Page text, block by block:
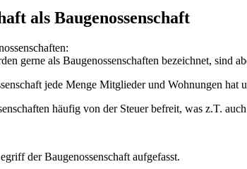
als Baugenossenschaft
gerne als Baugenossenschaften bezeichnet, sind
jede Menge Mitglieder und Wohnungen
häufig von der Steuer befreit, was z.T.
der Baugenossenschaft aufgefasst.